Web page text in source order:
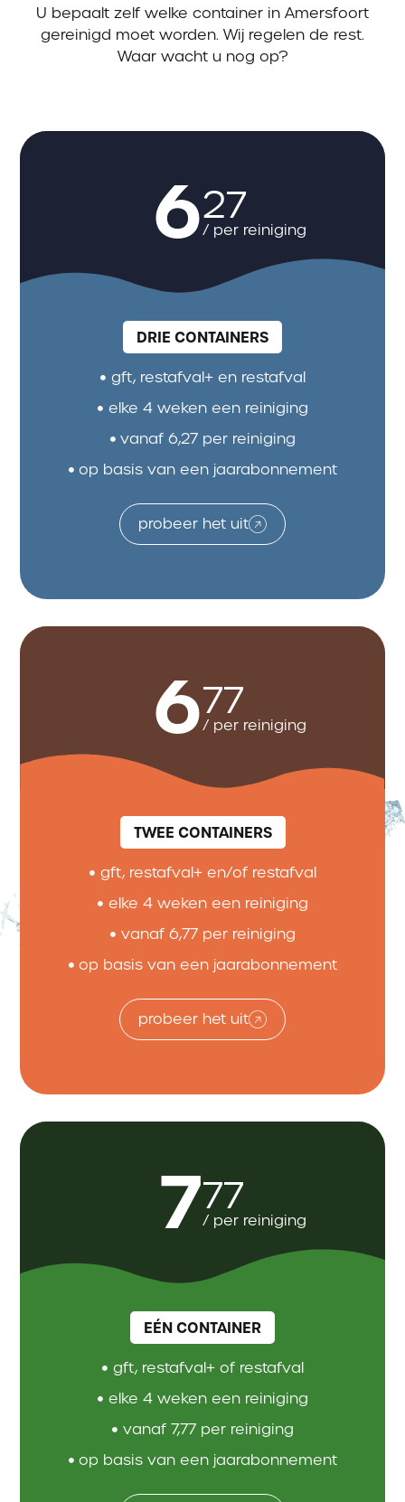
U bepaalt zelf welke container in Amersfoort
gereinigd moet worden. Wij regelen de rest.
Waar wacht u nog op?
777
/ per reiniging
EÉN CONTAINER
gft, restafval+ of restafval
elke 4 weken een reiniging
vanaf 7,77 per reiniging
op basis van een jaarabonnement
677
/ per reiniging
TWEE CONTAINERS
gft, restafval+ en/of restafval
elke 4 weken een reiniging
vanaf 6,77 per reiniging
op basis van een jaarabonnement
probeer het uit
627
/ per reiniging
DRIE CONTAINERS
gft, restafval+ en restafval
elke 4 weken een reiniging
vanaf 6,27 per reiniging
op basis van een jaarabonnement
probeer het uit